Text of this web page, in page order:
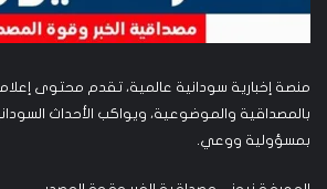
منصة إخبارية سودانية عالمية، تقدم محتوى
بالمصداقية والموضوعية، ويواكب الأحداث
بمسؤولية ووعي.